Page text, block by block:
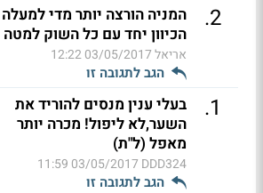
2
.
המניה הורצה יותר מדי למעלה
הכיוון יחד עם כל השוק למטה
אריאל03/05/2017 12:22
הגב לתגובה זו
1
.
בעלי ענין מנסים להוריד את
השער,לא ליפול! מכרה יותר
מאפל (ל"ת)
DDD324
03/05/2017 11:59
הגב לתגובה זו